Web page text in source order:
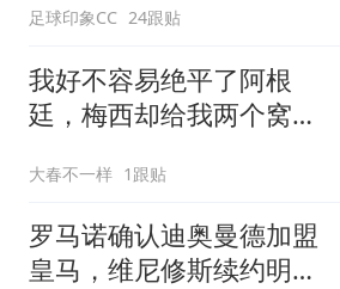
足球印象CC 24跟贴
我好不容易绝平了阿根
廷，梅西却给我两个窝
大春不一样 1跟贴
罗马诺确认迪奥曼德加盟
皇马，维尼修斯续约明日